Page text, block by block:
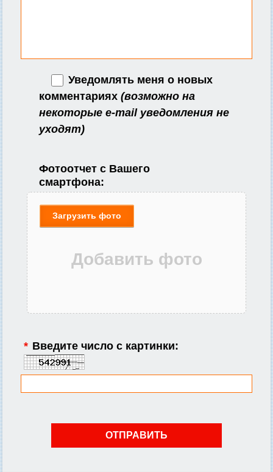
Уведомлять меня о новых
комментариях (возможно на
некоторые e-mail уведомления не
уходят)
Фотоотчет с Вашего
смартфона:
Загрузить фото
* Введите число с картинки: